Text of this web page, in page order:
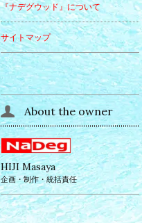
『ナデグウッド』について
サイトマップ
About the owner
HIJI Masaya
企画・制作・統括責任